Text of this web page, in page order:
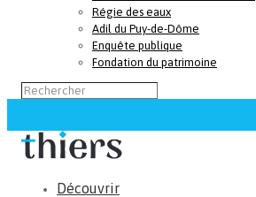
Régie des eaux
Adil du Puy-de-Dôme
Enquête publique
Fondation du patrimoine
Découvrir